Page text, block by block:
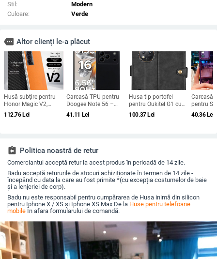
Stil:
Modern
Culoare:
Verde
more Altor clienți le-a plăcut
Husă subțire pentru
Honor Magic V2,
protecție anti-cădere,
carcasă dură pentru
112.76Lei
Carcasă TPU pentru
Doogee Note 56 –
protecție completă
pentru Note 56, Plus și
41.11 Lei
Husa tip portofel
pentru Oukitel G1 cu
catarama magnetică
— piele ecologică,
100.37Lei
Carcasă
pentru
Galaxy
M556B)
40.36Lei
assignment_return Politica noastră de retur
Comerciantul acceptă retur la acest produs în perioadă de 14 zile.
Badu acceptă retururile de stocuri achiziționate în termen de 14 zile -
începând cu data la care au fost primite *(cu excepția costumelor de baie
și a lenjeriei de corp).
Badu nu este responsabil pentru cumpărarea de Husa inimă din silicon
pentru Iphone X / XS și Iphone XS Max De la Huse pentru telefoane
mobile În afara formularului de comandă.